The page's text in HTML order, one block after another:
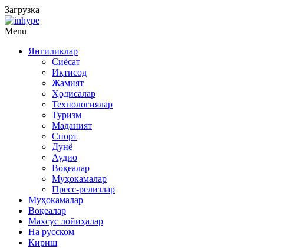
Загрузка
Menu
Янгиликлар
Сиёсат
Иқтисод
Жамият
Ҳодисалар
Технологиялар
Туризм
Маданият
Спорт
Дунё
Аудио
Воқеалар
Муҳокамалар
Пресс-релизлар
Муҳокамалар
Воқеалар
Махсус лойиҳалар
На русском
Кириш